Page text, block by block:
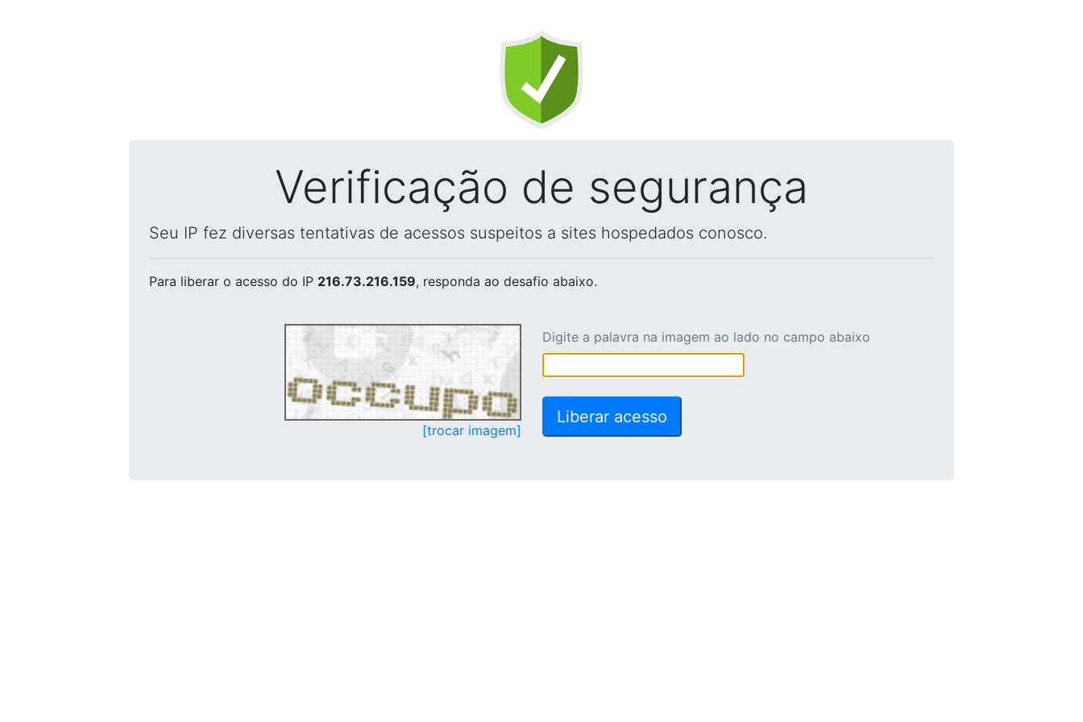
Verificação de segurança
Seu IP fez diversas tentativas de acessos suspeitos a sites hospedados conosco.
Para liberar o acesso do IP 216.73.216.159, responda ao desafio abaixo.
[trocar imagem]
Digite a palavra na imagem ao lado no campo abaixo